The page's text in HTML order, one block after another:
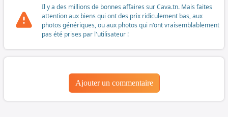
Il y a des millions de bonnes affaires sur Cava.tn. Mais faites
attention aux biens qui ont des prix ridiculement bas, aux
photos génériques, ou aux photos qui n'ont vraisemblablement
pas été prises par l'utilisateur !
Ajouter un commentaire